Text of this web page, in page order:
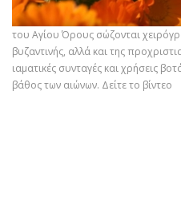
του Αγίου Όρους σώζονται
βυζαντινής, αλλά και της
ιαματικές συνταγές και χρήσεις
βάθος των αιώνων. Δείτε το βίντεο